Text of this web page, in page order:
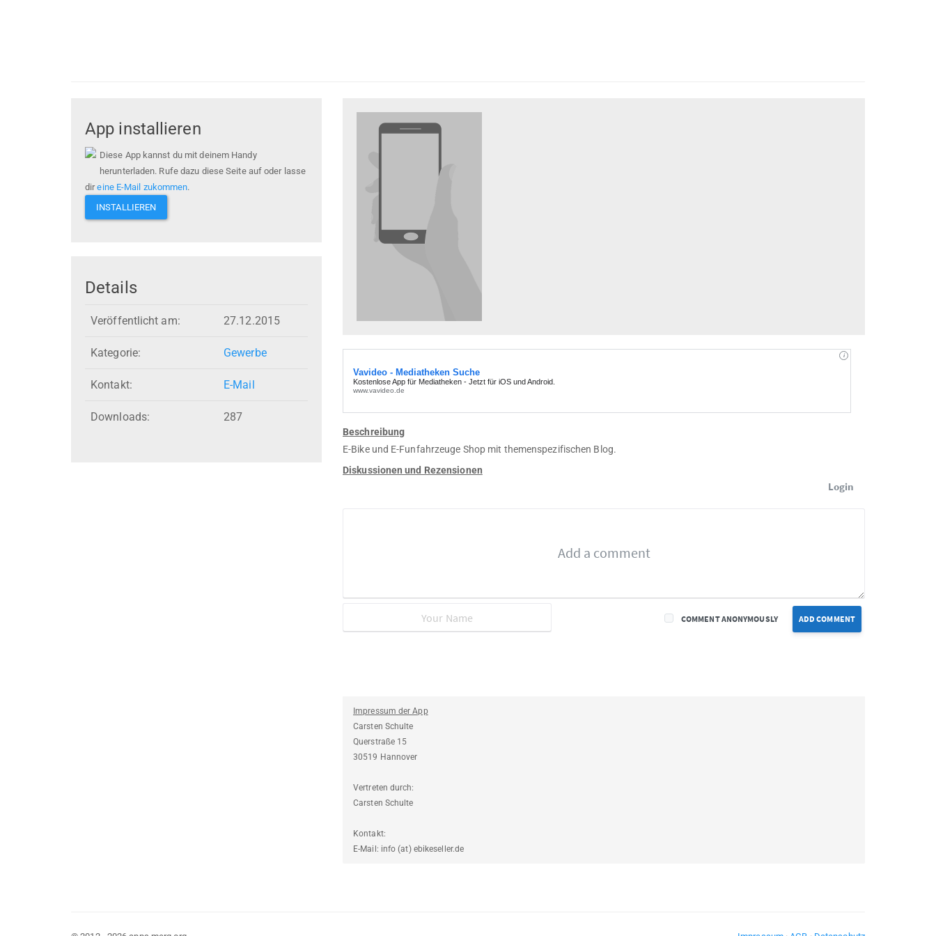
App installieren
Diese App kannst du mit deinem Handy
herunterladen. Rufe dazu diese Seite auf oder lasse
direine E-Mail zukommen.
INSTALLIEREN
Details
Veröffentlicht am: 27.12.2015
Kategorie: Gewerbe
Kontakt: E-Mail
Downloads: 287
Beschreibung
E-Bike und E-Funfahrzeuge Shop mit themenspezifischen Blog.
Diskussionen und Rezensionen
Login
ADD COMMENT
COMMENT ANONYMOUSLY
Impressum der App
Carsten Schulte
Querstraße 15
30519 Hannover
Vertreten durch:
Carsten Schulte
Kontakt:
E-Mail: info (at) ebikeseller.de